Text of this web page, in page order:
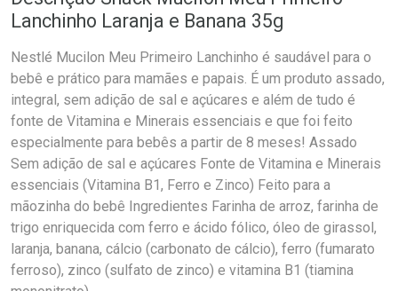
Lanchinho Laranja e Banana 35g
Nestlé Mucilon Meu Primeiro Lanchinho é saudável para o
bebê e prático para mamães e papais. É um produto assado,
integral, sem adição de sal e açúcares e além de tudo é
fonte de Vitamina e Minerais essenciais e que foi feito
especialmente para bebês a partir de 8 meses! Assado
Sem adição de sal e açúcares Fonte de Vitamina e Minerais
essenciais (Vitamina B1, Ferro e Zinco) Feito para a
mãozinha do bebê Ingredientes Farinha de arroz, farinha de
trigo enriquecida com ferro e ácido fólico, óleo de girassol,
laranja, banana, cálcio (carbonato de cálcio), ferro (fumarato
ferroso), zinco (sulfato de zinco) e vitamina B1 (tiamina